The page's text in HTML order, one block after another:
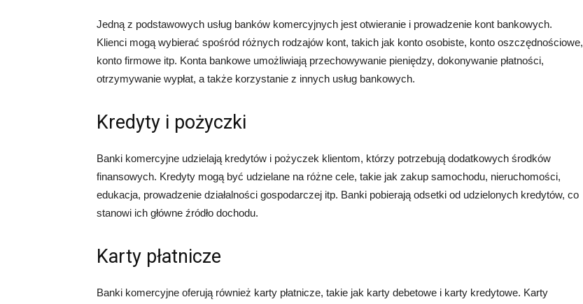
Jedną z podstawowych usług banków komercyjnych jest otwieranie i prowadzenie kont bankowych.
Klienci mogą wybierać spośród różnych rodzajów kont, takich jak konto osobiste, konto oszczędnościowe,
konto firmowe itp. Konta bankowe umożliwiają przechowywanie pieniędzy, dokonywanie płatności,
otrzymywanie wypłat, a także korzystanie z innych usług bankowych.
Kredyty i pożyczki
Banki komercyjne udzielają kredytów i pożyczek klientom, którzy potrzebują dodatkowych środków
finansowych. Kredyty mogą być udzielane na różne cele, takie jak zakup samochodu, nieruchomości,
edukacja, prowadzenie działalności gospodarczej itp. Banki pobierają odsetki od udzielonych kredytów, co
stanowi ich główne źródło dochodu.
Karty płatnicze
Banki komercyjne oferują również karty płatnicze, takie jak karty debetowe i karty kredytowe. Karty